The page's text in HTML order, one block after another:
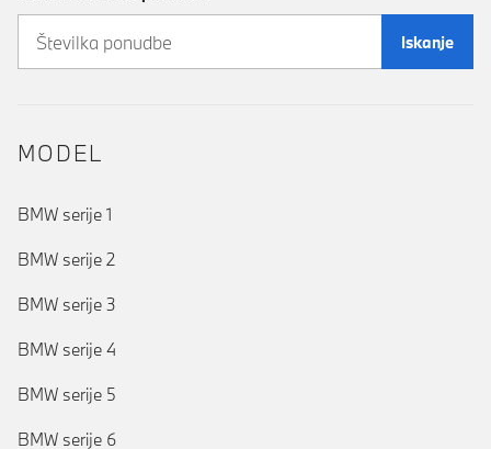
Iskanje
MODEL
BMW serije 1
BMW serije 2
BMW serije 3
BMW serije 4
BMW serije 5
BMW serije 6